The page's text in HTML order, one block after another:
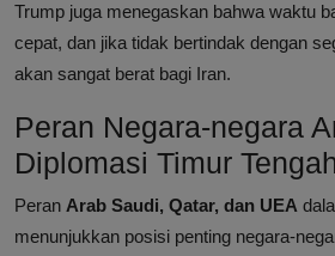
Trump juga menegaskan bahwa waktu
cepat, dan jika tidak bertindak dengan
akan sangat berat bagi Iran.
Peran Negara-negara
Diplomasi Timur
Peran Arab Saudi, Qatar, dan UEA
menunjukkan posisi penting negara-